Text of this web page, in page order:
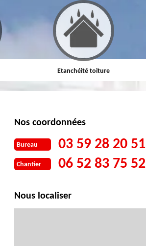
Etanchéité toiture
Nos coordonnées
Bureau 03 59 28 20 51
Chantier 06 52 83 75 52
Nous localiser